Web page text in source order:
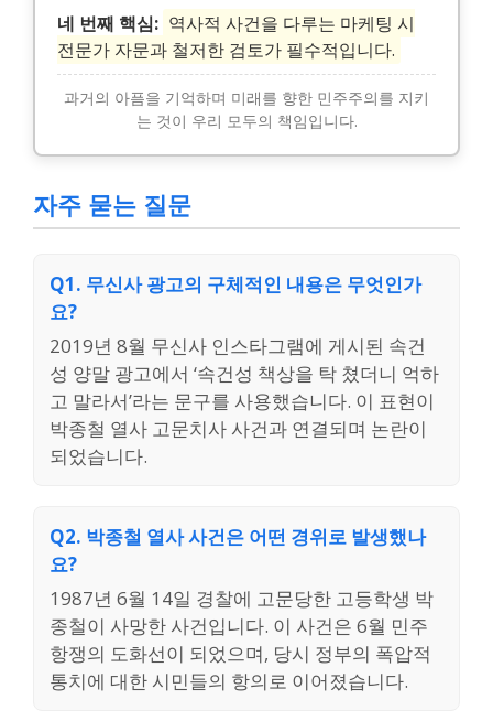
네 번째 핵심: 역사적 사건을 다루는 마케팅 시
전문가 자문과 철저한 검토가 필수적입니다.
과거의 아픔을 기억하며 미래를 향한 민주주의를 지키
는 것이 우리 모두의 책임입니다.
자주 묻는 질문
Q1. 무신사 광고의 구체적인 내용은 무엇인가
요?
2019년 8월 무신사 인스타그램에 게시된 속건
성 양말 광고에서 ‘속건성 책상을 탁 쳤더니 억하
고 말라서’라는 문구를 사용했습니다. 이 표현이
박종철 열사 고문치사 사건과 연결되며 논란이
되었습니다.
Q2. 박종철 열사 사건은 어떤 경위로 발생했나
요?
1987년 6월 14일 경찰에 고문당한 고등학생 박
종철이 사망한 사건입니다. 이 사건은 6월 민주
항쟁의 도화선이 되었으며, 당시 정부의 폭압적
통치에 대한 시민들의 항의로 이어졌습니다.